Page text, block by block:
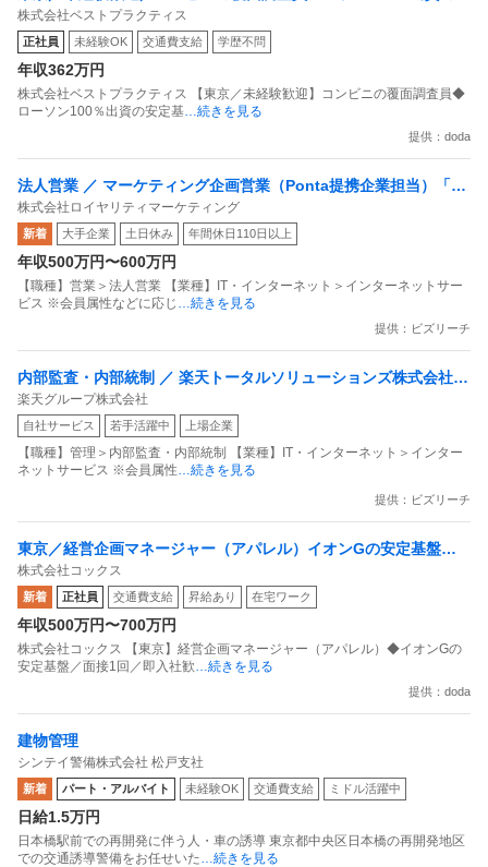
定基盤／月５日在宅／残業月10時間
株式会社ベストプラクティス
正社員 未経験OK 交通費支給 学歴不問
年収362万円
株式会社ベストプラクティス 【東京／未経験歓迎】コンビニの覆面調査員◆
ローソン100％出資の安定基 …続きを見る
提供：doda
法人営業 ／ マーケティング企画営業（Ponta提携企業担当）「国
内最大級の共通ポイントサービスを展開／無駄のない消費社会を
目指すデータマーケティングカンパニー」
株式会社ロイヤリティマーケティング
新着 大手企業 土日休み 年間休日110日以上
年収500万円〜600万円
【職種】営業＞法人営業 【業種】IT・インターネット＞インターネットサー
ビス ※会員属性などに応じ
…続きを見る
提供：ビズリーチ
内部監査・内部統制 ／ 楽天トータルソリューションズ株式会社
戦略事業コンプライアンス支援部 業務統制支援課：ショップコン
プライアンス推進担当（SBCSD）
楽天グループ株式会社
自社サービス 若手活躍中 上場企業
【職種】管理＞内部監査・内部統制 【業種】IT・インターネット＞インター
ネットサービス ※会員属性 …続きを見る
提供：ビズリーチ
東京／経営企画マネージャー（アパレル）イオンGの安定基盤／
面接1回／即入社歓迎
株式会社コックス
新着 正社員 交通費支給 昇給あり 在宅ワーク
年収500万円〜700万円
株式会社コックス 【東京】経営企画マネージャー（アパレル）◆イオンGの
安定基盤／面接1回／即入社歓 …続きを見る
提供：doda
建物管理
シンテイ警備株式会社 松戸支社
新着 パート・アルバイト 未経験OK 交通費支給 ミドル活躍中
日給1.5万円
日本橋駅前での再開発に伴う人・車の誘導 東京都中央区日本橋の再開発地区
での交通誘導警備をお任せいた …続きを見る